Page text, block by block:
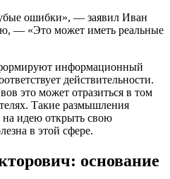
ошибки», — заявил Иван
— «Это может иметь реальные
информационный
действительности.
это может отразиться в том
Такие размышления
идею открыть свою
в этой сфере.
основание